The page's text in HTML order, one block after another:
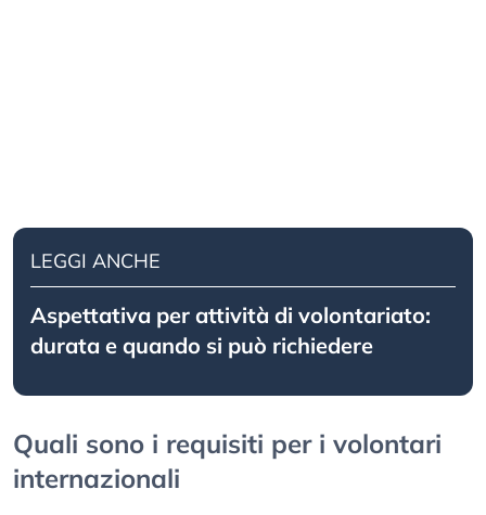
LEGGI ANCHE
Aspettativa per attività di volontariato:
durata e quando si può richiedere
Quali sono i requisiti per i volontari
internazionali